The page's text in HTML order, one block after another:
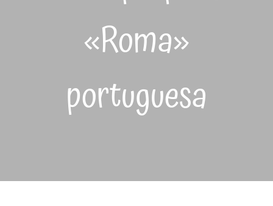
«Roma»
portuguesa